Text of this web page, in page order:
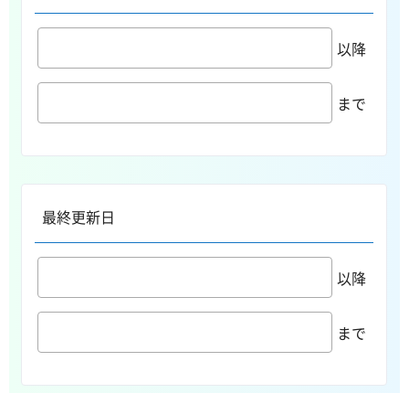
以降
まで
最終更新日
以降
まで